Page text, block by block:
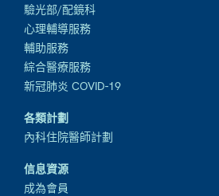
驗光部/配鏡科
心理輔導服務
輔助服務
綜合醫療服務
新冠肺炎 COVID-19
各類計劃
內科住院醫師計劃
信息資源
成為會員